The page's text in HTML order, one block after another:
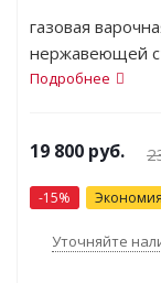
газовая
нержавеющей
переключатели
Подробнее
19 800 руб.
-15% Экономия
Уточняйте